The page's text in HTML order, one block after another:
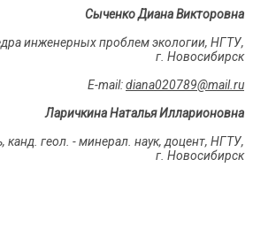
Сыченко Диана Викторовна
инженерных проблем экологии, НГТУ,
г. Новосибирск
E-mail:diana020789@mail.ru
Ларичкина Наталья Илларионовна
канд. геол. - минерал. наук, доцент, НГТУ,
г. Новосибирск